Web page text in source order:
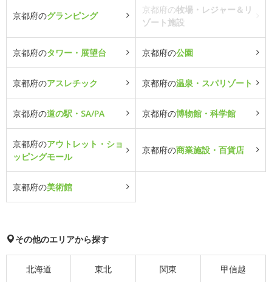
京都府のグランピング
京都府の牧場・レジャー＆リ
ゾート施設
京都府のタワー・展望台 京都府の公園
京都府のアスレチック 京都府の温泉・スパリゾート
京都府の道の駅・SA/PA 京都府の博物館・科学館
京都府のアウトレット・ショ
ッピングモール
京都府の商業施設・百貨店
京都府の美術館
その他のエリアから探す
北海道 東北 関東 甲信越